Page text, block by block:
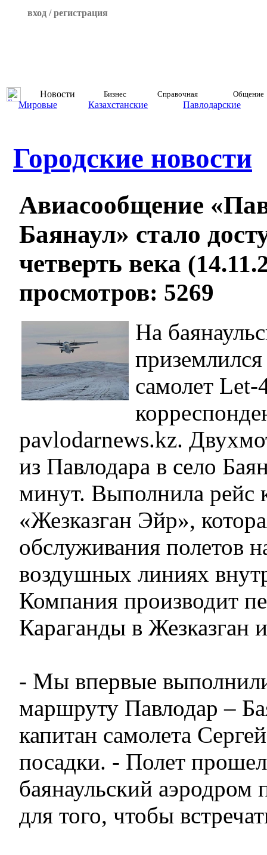
вход / регистрация
Новости Бизнес Справочная Общение
Мировые Казахстанские Павлодарские
Городские новости
Авиасообщение
Баянаул» стало
четверть века
просмотров: 5269
На
самолет Let-
pavlodarnews.kz.
из Павлодара в село
минут. Выполнила рейс
«Жезказган Эйр»,
обслуживания полетов
воздушных линиях
Компания производит
Караганды в Жезказган
- Мы впервые
маршруту Павлодар –
капитан самолета
посадки. - Полет
баянаульский аэродром
для того, чтобы